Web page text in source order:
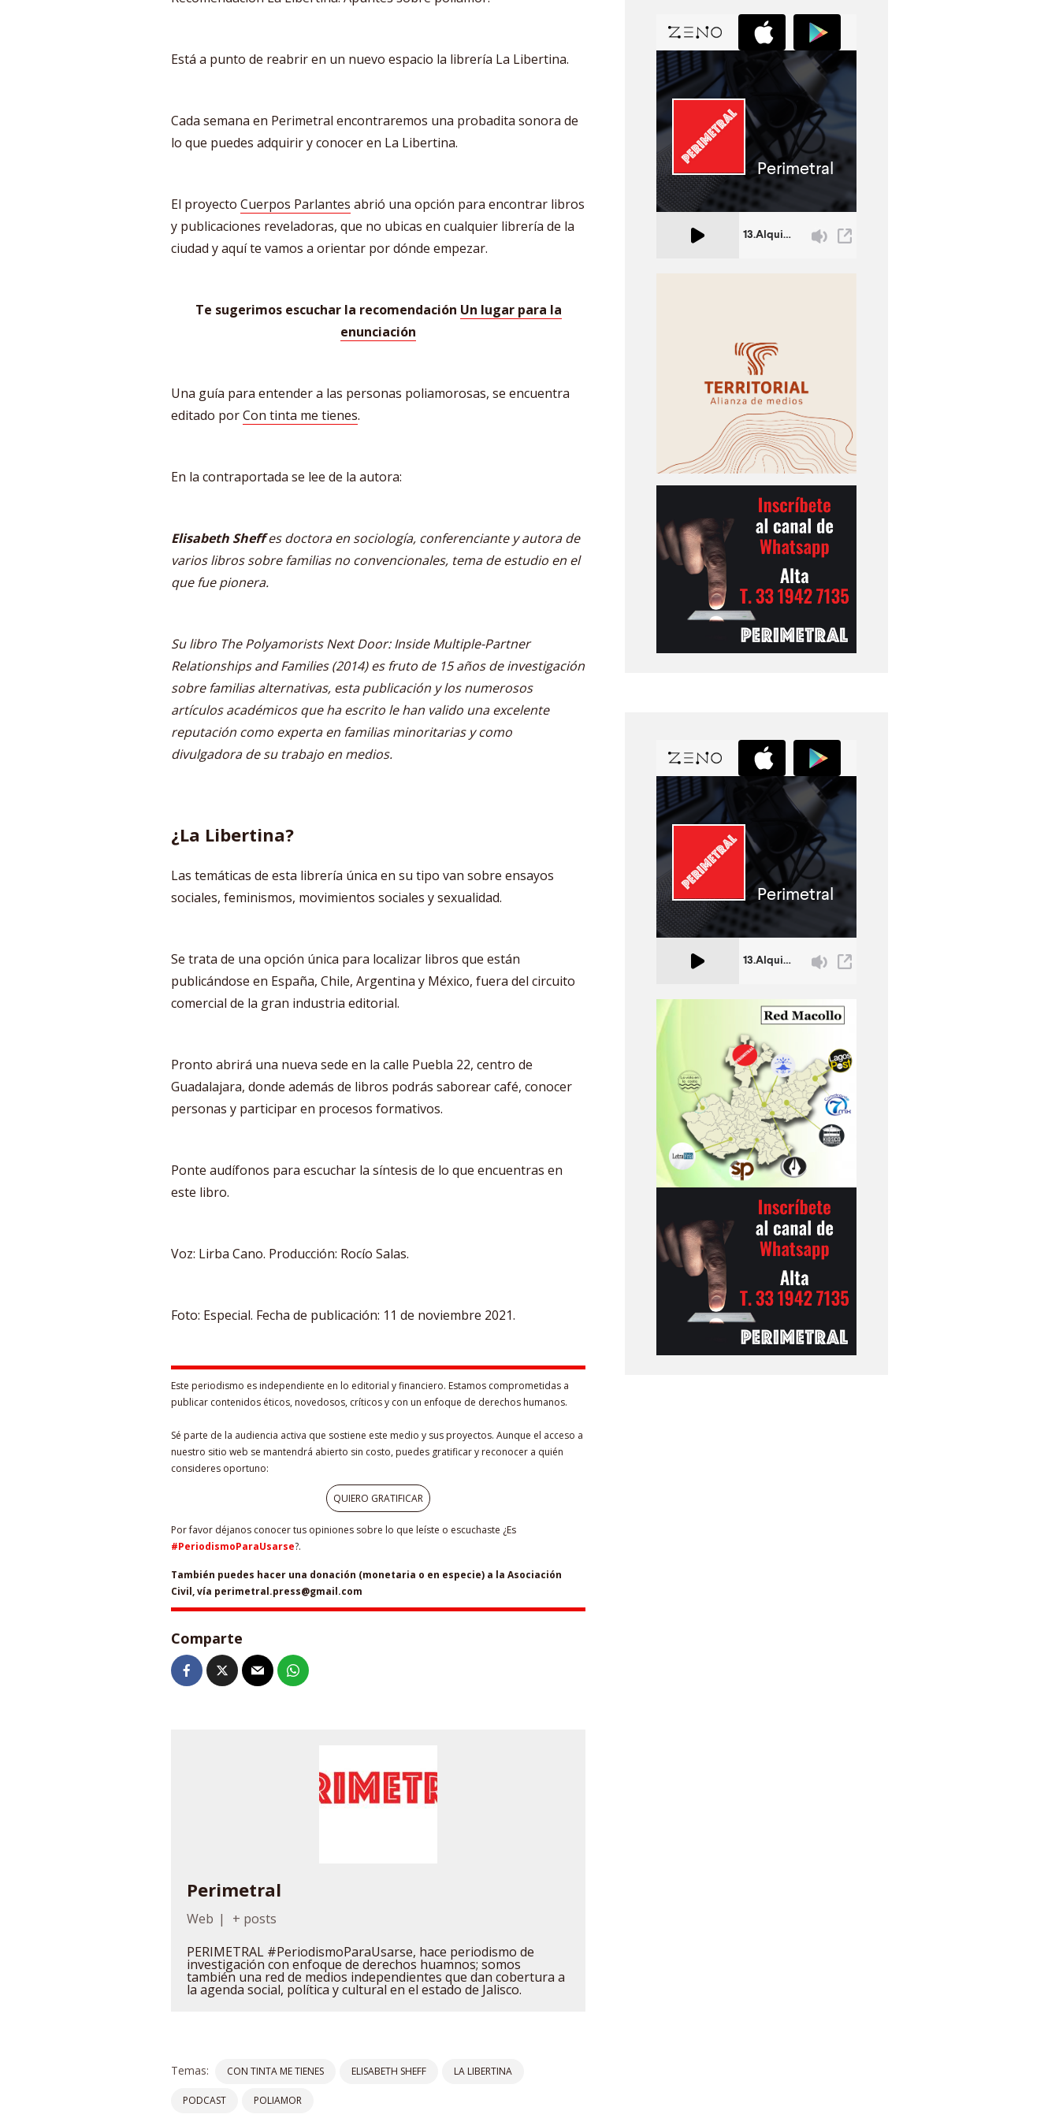
Está a punto de reabrir en un nuevo espacio la librería La Libertina.
Cada semana en Perimetral encontraremos una probadita sonora de
lo que puedes adquirir y conocer en La Libertina.
El proyecto Cuerpos Parlantes abrió una opción para encontrar libros
y publicaciones reveladoras, que no ubicas en cualquier librería de la
ciudad y aquí te vamos a orientar por dónde empezar.
Te sugerimos escuchar la recomendación Un lugar para la
enunciación
Una guía para entender a las personas poliamorosas, se encuentra
editado porCon tinta me tienes.
En la contraportada se lee de la autora:
Elisabeth Sheffes doctora en sociología, conferenciante y autora de
varios libros sobre familias no convencionales, tema de estudio en el
que fue pionera.
Su libro The Polyamorists Next Door: Inside Multiple-Partner
Relationships and Families (2014) es fruto de 15 años de investigación
sobre familias alternativas, esta publicación y los numerosos
artículos académicos que ha escrito le han valido una excelente
reputación como experta en familias minoritarias y como
divulgadora de su trabajo en medios.
¿La Libertina?
Las temáticas de esta librería única en su tipo van sobre ensayos
sociales, feminismos, movimientos sociales y sexualidad.
Se trata de una opción única para localizar libros que están
publicándose en España, Chile, Argentina y México, fuera del circuito
comercial de la gran industria editorial.
Pronto abrirá una nueva sede en la calle Puebla 22, centro de
Guadalajara, donde además de libros podrás saborear café, conocer
personas y participar en procesos formativos.
Ponte audífonos para escuchar la síntesis de lo que encuentras en
este libro.
Voz: Lirba Cano. Producción: Rocío Salas.
Foto: Especial. Fecha de publicación: 11 de noviembre 2021.
Este periodismo es independiente en lo editorial y financiero. Estamos comprometidas a
publicar contenidos éticos, novedosos, críticos y con un enfoque de derechos humanos.
Sé parte de la audiencia activa que sostiene este medio y sus proyectos. Aunque el acceso a
nuestro sitio web se mantendrá abierto sin costo, puedes gratificar y reconocer a quién
consideres oportuno:
QUIERO GRATIFICAR
Por favor déjanos conocer tus opiniones sobre lo que leíste o escuchaste ¿Es
#PeriodismoParaUsarse?.
También puedes hacer una donación (monetaria o en especie) a la Asociación
Civil, vía perimetral.press@gmail.com
Comparte
Perimetral
Web |
+ posts
PERIMETRAL #PeriodismoParaUsarse, hace periodismo de
investigación con enfoque de derechos huamnos; somos
también una red de medios independientes que dan cobertura a
la agenda social, política y cultural en el estado de Jalisco.
Temas: CON TINTA ME TIENES ELISABETH SHEFF LA LIBERTINA
PODCAST POLIAMOR